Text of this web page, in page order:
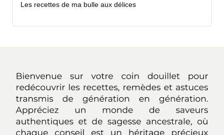
Les recettes de ma bulle aux délices